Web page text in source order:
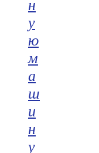
н
у
ю
м
а
ш
и
н
у